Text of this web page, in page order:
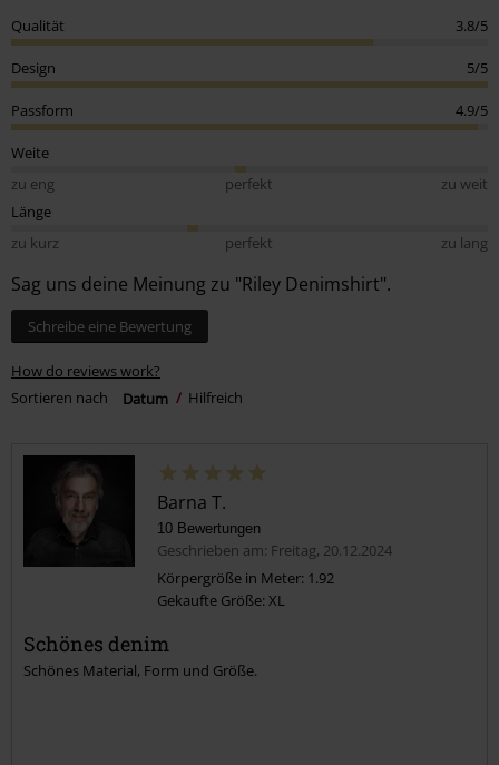
Qualität
3.8/5
Design 5/5
Passform 4.9/5
Weite
zu eng
perfekt
zu weit
Länge
zu kurz
perfekt zu lang
Sag uns deine Meinung zu "Riley Denimshirt".
Schreibe eine Bewertung
How do reviews work?
Sortieren nach
Datum Hilfreich
Barna T.
10 Bewertungen
Geschrieben am: Freitag, 20.12.2024
Körpergröße in Meter: 1.92
Gekaufte Größe: XL
Schönes denim
Schönes Material, Form und Größe.